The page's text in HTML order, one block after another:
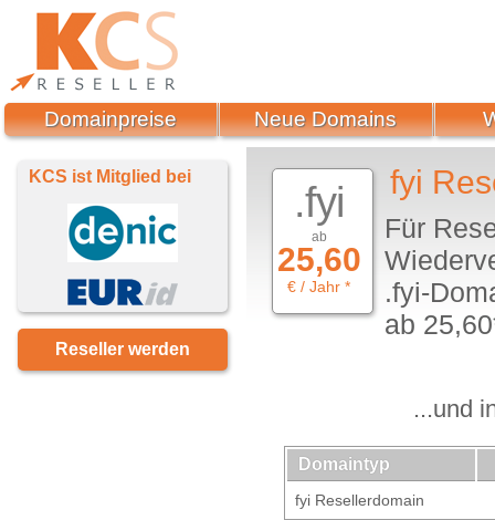
.fyi
ab
25,60
€ / Jahr *
fyi
Für
.fyi-
ab
...und
Domaintyp
fyi Resellerdomain
KCS ist Mitglied bei
Reseller werden
Domainpreise Neue Domains